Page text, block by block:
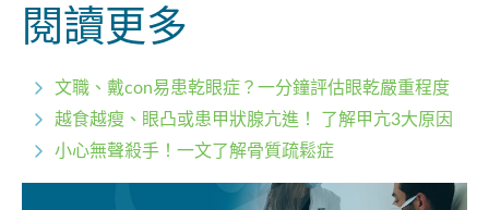
閱讀更多
文職、戴con易患乾眼症？一分鐘評估眼乾嚴重程度
越食越瘦、眼凸或患甲狀腺亢進！ 了解甲亢3大原因
小心無聲殺手！一文了解骨質疏鬆症